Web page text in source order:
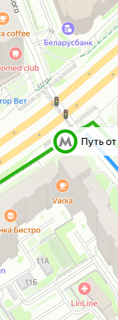
Отправляя форму,